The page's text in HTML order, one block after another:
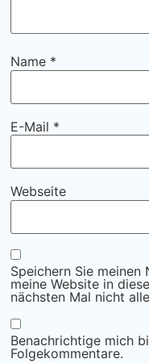
Name *
E-Mail *
Webseite
Speichern Sie meinen
meine Website in
nächsten Mal nicht
Benachrichtige mich
Folgekommentare.